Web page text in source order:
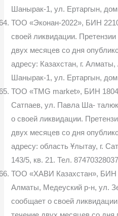
Шанырак-1, ул. Ертаргын,
ТОО «Эконан-2022», БИН
своей ликвидации.
двух месяцев со дня
адресу: Казахстан, г.
Шанырак-1, ул. Ертаргын,
ТОО «TMG market», БИН
Сатпаев, ул. Павла Ша-
о своей ликвидации.
двух месяцев со дня
адресу: область Ұлытау, г.
143/5, кв. 21. Тел.
ТОО «ХАВИ Казахстан», БИН
Алматы, Медеуский р-н, ул.
сообщает о своей